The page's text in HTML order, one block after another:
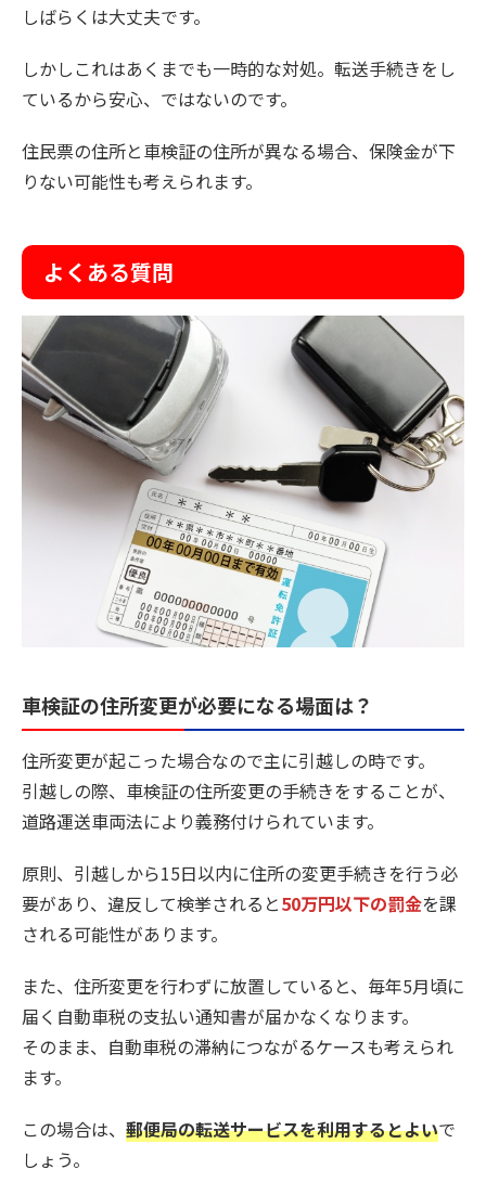
しばらくは大丈夫です。
しかしこれはあくまでも一時的な対処。転送手続きをし
ているから安心、ではないのです。
住民票の住所と車検証の住所が異なる場合、保険金が下
りない可能性も考えられます。
よくある質問
車検証の住所変更が必要になる場面は？
住所変更が起こった場合なので主に引越しの時です。
引越しの際、車検証の住所変更の手続きをすることが、
道路運送車両法により義務付けられています。
原則、引越しから15日以内に住所の変更手続きを行う必
要があり、違反して検挙されると50万円以下の罰金を課
される可能性があります。
また、住所変更を行わずに放置していると、毎年5月頃に
届く自動車税の支払い通知書が届かなくなります。
そのまま、自動車税の滞納につながるケースも考えられ
ます。
この場合は、 郵便局の転送サービスを利用するとよいで
しょう。